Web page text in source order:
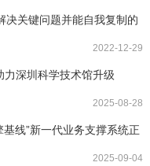
决关键问题并能自我复制的
2022-12-29
深圳科学技术馆升级
2025-08-28
线”新一代业务支撑系统正
2025-09-04